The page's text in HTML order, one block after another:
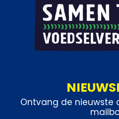
Ontvang de nieuwste